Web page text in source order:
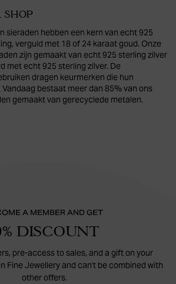
SHOP
sieraden hebben een kern van echt 925
verguld met 18 of 24 karaat goud. Onze
zijn gemaakt van echt 925 sterling zilver
met echt 925 sterling zilver. De
dragen keurmerken die hun
bestaat meer dan 85% van ons
gemaakt van gerecyclede metalen.
A MEMBER AND GET
DISCOUNT
pre-access to sales, and a gift on your
Fine Jewellery and can't be combined with
other offers.